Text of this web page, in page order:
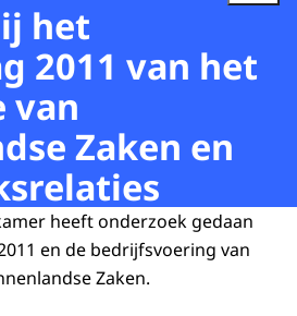
het
2011 van het
van
Zaken en
heeft onderzoek gedaan
en de bedrijfsvoering van
Zaken.